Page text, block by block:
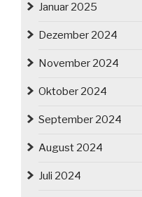
Januar 2025
Dezember 2024
November 2024
Oktober 2024
September 2024
August 2024
Juli 2024